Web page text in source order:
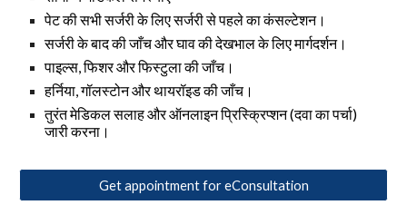
पेट की सभी सर्जरी के लिए सर्जरी से पहले का कंसल्टेशन।
सर्जरी के बाद की जाँच और घाव की देखभाल के लिए मार्गदर्शन।
पाइल्स, फिशर और फिस्टुला की जाँच।
हर्निया, गॉलस्टोन और थायरॉइड की जाँच।
तुरंत मेडिकल सलाह और ऑनलाइन प्रिस्क्रिप्शन (दवा का पर्चा)
जारी करना।
Get appointment for eConsultation